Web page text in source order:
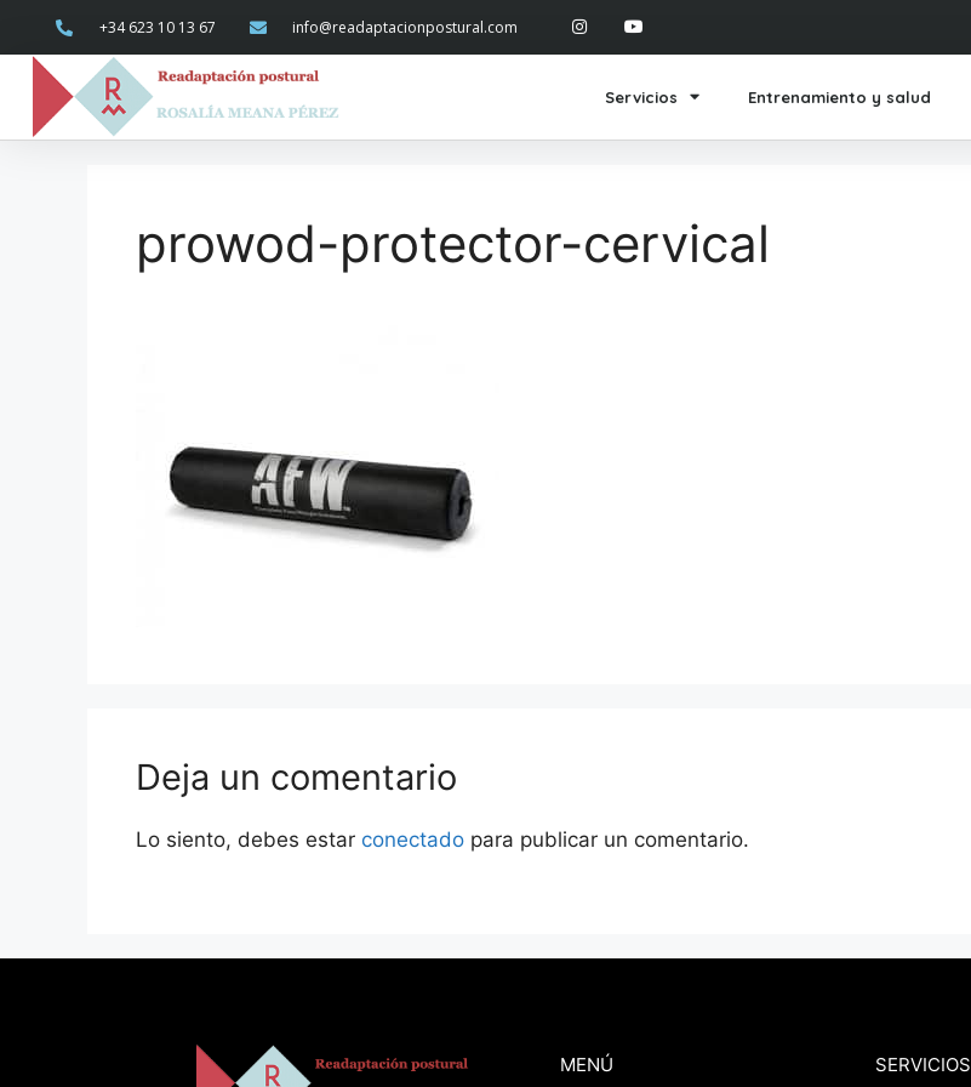
+34 623 10 13 67 info@readaptacionpostural.com
Servicios Entrenamiento y salud
prowod-protector-cervical
Deja un comentario
Lo siento, debes estar conectado para publicar un comentario.
MENÚ SERVICIOS